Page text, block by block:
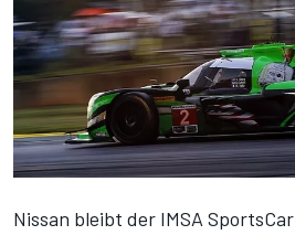
Nissan bleibt der IMSA